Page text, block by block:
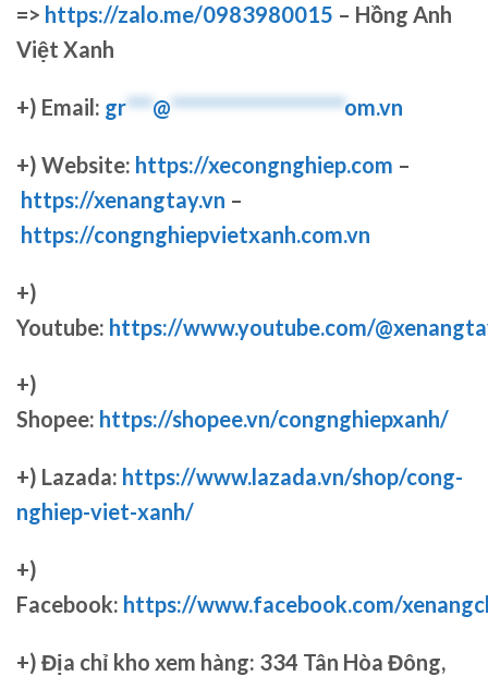
=> https://zalo.me/0983980015 – Hồng Anh
Việt Xanh
+) Email: gr***@********************om.vn
+) Website: https://xecongnghiep.com –
https://xenangtay.vn –
https://congnghiepvietxanh.com.vn
+)
Youtube: https://www.youtube.com/
+)
Shopee: https://shopee.vn/congnghiepxanh/
+) Lazada: https://www.lazada.vn/shop/cong-
nghiep-viet-xanh/
+)
Facebook: https://www.facebook.com/
+) Địa chỉ kho xem hàng: 334 Tân Hòa Đông,